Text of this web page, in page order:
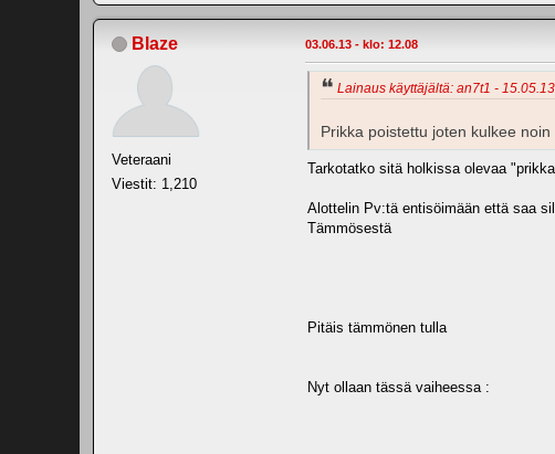
Blaze
Veteraani
Viestit: 1,210
03.06.13 - klo: 12.08
Lainaus käyttäjältä: an7t1 -
Prikka poistettu joten kulkee
Tarkotatko sitä holkissa olevaa
Alottelin Pv:tä entisöimään että saa
Tämmösestä
Pitäis tämmönen tulla
Nyt ollaan tässä vaiheessa :